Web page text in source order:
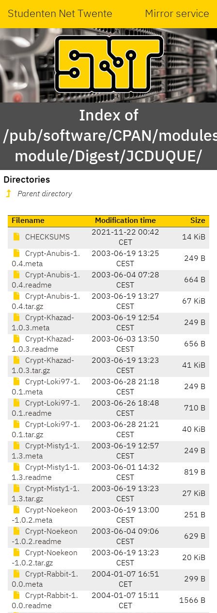
Studenten Net Twente Mirror service
Index of
/pub/software/CPAN/
module/Digest/JCDUQUE/
Directories
Parent directory
Filename Modification time Size
CHECKSUMS
2021-11-22 00:42
CET
14 KiB
Crypt-Anubis-1.
0.4.meta
2003-06-19 13:25
CEST
249 B
Crypt-Anubis-1.
0.4.readme
2003-06-04 07:28
CEST
664 B
Crypt-Anubis-1.
0.4.tar.gz
2003-06-19 13:27
CEST
67 KiB
Crypt-Khazad-
1.0.3.meta
2003-06-19 12:54
CEST
249 B
Crypt-Khazad-
1.0.3.readme
2003-06-03 13:50
CEST
656 B
Crypt-Khazad-
1.0.3.tar.gz
2003-06-19 13:23
CEST
41 KiB
Crypt-Loki97-1.
0.1.meta
2003-06-28 21:18
CEST
249 B
Crypt-Loki97-1.
0.1.readme
2003-06-26 18:48
CEST
710 B
Crypt-Loki97-1.
0.1.tar.gz
2003-06-28 21:21
CEST
40 KiB
Crypt-Misty1-1.
1.3.meta
2003-06-19 12:57
CEST
249 B
Crypt-Misty1-1.
1.3.readme
2003-06-01 14:32
CEST
819 B
Crypt-Misty1-1.
1.3.tar.gz
2003-06-19 13:23
CEST
27 KiB
Crypt-Noekeon
-1.0.2.meta
2003-06-19 13:00
CEST
251 B
Crypt-Noekeon
-1.0.2.readme
2003-06-04 09:06
CEST
629 B
Crypt-Noekeon
-1.0.2.tar.gz
2003-06-19 13:23
CEST
20 KiB
Crypt-Rabbit-1.
0.0.meta
2004-01-07 16:51
CET
299 B
Crypt-Rabbit-1.
0.0.readme
2004-01-07 15:11
CET
1566 B